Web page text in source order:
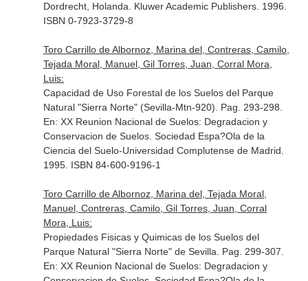
Dordrecht, Holanda. Kluwer Academic Publishers. 1996.
ISBN 0-7923-3729-8
Toro Carrillo de Albornoz, Marina del, Contreras, Camilo,
Tejada Moral, Manuel, Gil Torres, Juan, Corral Mora,
Luis:
Capacidad de Uso Forestal de los Suelos del Parque
Natural "Sierra Norte" (Sevilla-Mtn-920). Pag. 293-298.
En: XX Reunion Nacional de Suelos: Degradacion y
Conservacion de Suelos. Sociedad Espa?Ola de la
Ciencia del Suelo-Universidad Complutense de Madrid.
1995. ISBN 84-600-9196-1
Toro Carrillo de Albornoz, Marina del, Tejada Moral,
Manuel, Contreras, Camilo, Gil Torres, Juan, Corral
Mora, Luis:
Propiedades Fisicas y Quimicas de los Suelos del
Parque Natural "Sierra Norte" de Sevilla. Pag. 299-307.
En: XX Reunion Nacional de Suelos: Degradacion y